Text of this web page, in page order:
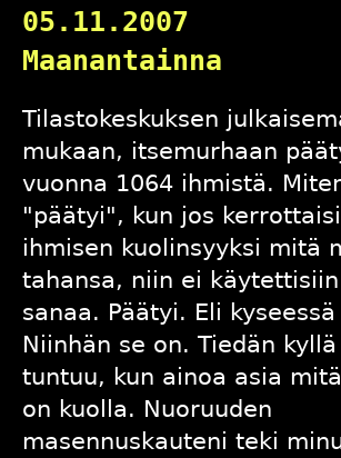
05.11.2007
Maanantainna
Tilastokeskuksen
mukaan, itsemurhaan
vuonna 1064 ihmistä.
"päätyi", kun jos
ihmisen kuolinsyyksi mitä
tahansa, niin ei
sanaa. Päätyi. Eli
Niinhän se on. Tiedän
tuntuu, kun ainoa asia
on kuolla. Nuoruuden
masennuskauteni teki